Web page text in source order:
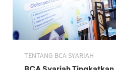
TENTANG BCA SYARIAH